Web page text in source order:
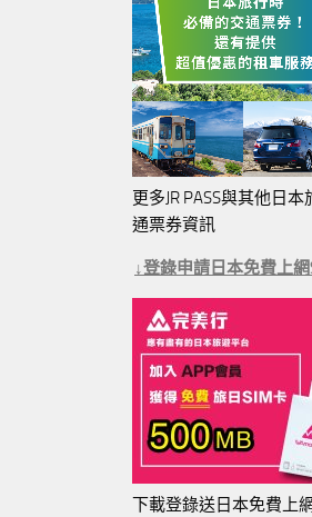
更多JR PASS與其他日本
通票券資訊
↓登錄申請日本免費上網
下載登錄送日本免費上